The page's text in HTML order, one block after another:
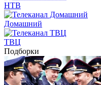
НТВ
Домашний
ТВЦ
Подборки